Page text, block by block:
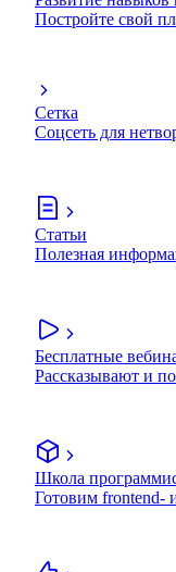
Постройте свой
Сетка
Соцсеть для
Статьи
Полезная
Бесплатные
Рассказывают и
Школа
Готовим frontend-